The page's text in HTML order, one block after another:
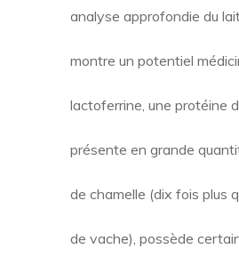
analyse approfondie du
montre un potentiel
lactoferrine, une protéine
présente en grande
de chamelle (dix fois plus
de vache), possède